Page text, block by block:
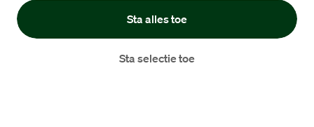
Sta alles toe
Sta selectie toe